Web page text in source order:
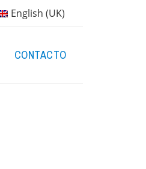
English (UK)
CONTACTO